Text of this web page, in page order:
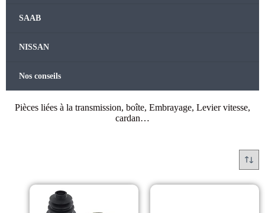
SAAB
NISSAN
Nos conseils
Pièces liées à la transmission, boîte, Embrayage, Levier vitesse,
cardan…